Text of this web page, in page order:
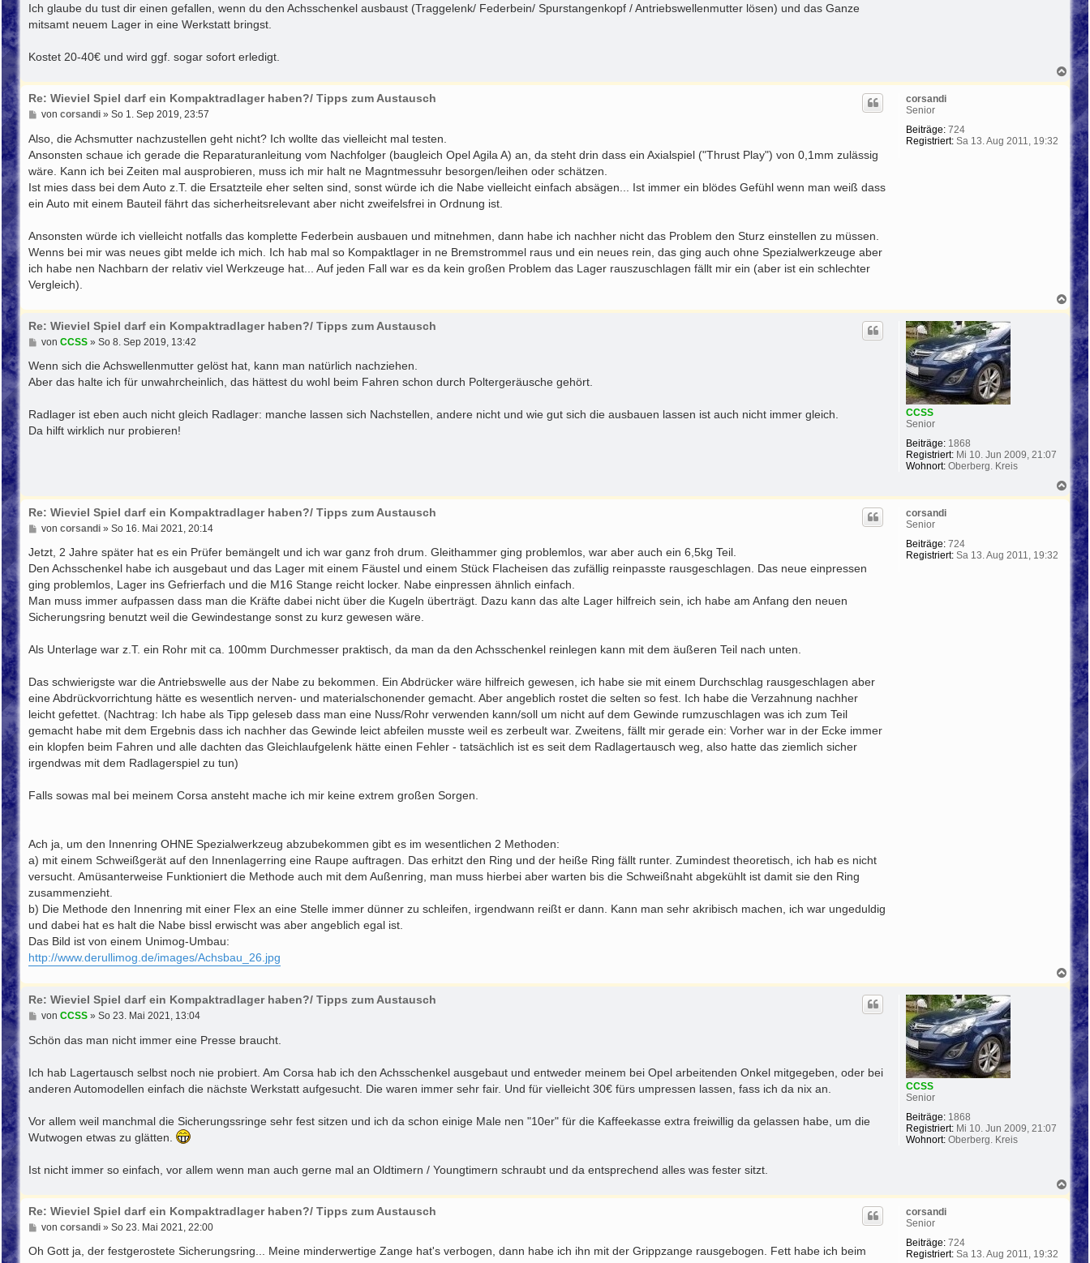
Ich glaube du tust dir einen gefallen, wenn du den Achsschenkel ausbaust (Traggelenk/ Federbein/ Spurstangenkopf / Antriebswellenmutter lösen) und das Ganze
mitsamt neuem Lager in eine Werkstatt bringst.
Kostet 20-40€ und wird ggf. sogar sofort erledigt.
N
c
o
e
n
corsandi
Senior
Beiträge: 724
Registriert: Sa 13. Aug 2011, 19:32
Re: Wieviel Spiel darf ein Kompaktradlager haben?/ Tipps zum Austausch
B
i
r
a
g
von corsandi» So 1. Sep 2019, 23:57
Also, die Achsmutter nachzustellen geht nicht? Ich wollte das vielleicht mal testen.
Ansonsten schaue ich gerade die Reparaturanleitung vom Nachfolger (baugleich Opel Agila A) an, da steht drin dass ein Axialspiel ("Thrust Play") von 0,1mm zulässig
wäre. Kann ich bei Zeiten mal ausprobieren, muss ich mir halt ne Magntmessuhr besorgen/leihen oder schätzen.
Ist mies dass bei dem Auto z.T. die Ersatzteile eher selten sind, sonst würde ich die Nabe vielleicht einfach absägen... Ist immer ein blödes Gefühl wenn man weiß dass
ein Auto mit einem Bauteil fährt das sicherheitsrelevant aber nicht zweifelsfrei in Ordnung ist.
Ansonsten würde ich vielleicht notfalls das komplette Federbein ausbauen und mitnehmen, dann habe ich nachher nicht das Problem den Sturz einstellen zu müssen.
Wenns bei mir was neues gibt melde ich mich. Ich hab mal so Kompaktlager in ne Bremstrommel raus und ein neues rein, das ging auch ohne Spezialwerkzeuge aber
ich habe nen Nachbarn der relativ viel Werkzeuge hat... Auf jeden Fall war es da kein großen Problem das Lager rauszuschlagen fällt mir ein (aber ist ein schlechter
Vergleich).
N
c
h
o
b
e
n
CCSS
Senior
Beiträge: 1868
Registriert: Mi 10. Jun 2009, 21:07
Wohnort: Oberberg. Kreis
Re: Wieviel Spiel darf ein Kompaktradlager haben?/ Tipps zum Austausch
B
i
t
r
von CCSS» So 8. Sep 2019, 13:42
Wenn sich die Achswellenmutter gelöst hat, kann man natürlich nachziehen.
Aber das halte ich für unwahrcheinlich, das hättest du wohl beim Fahren schon durch Poltergeräusche gehört.
Radlager ist eben auch nicht gleich Radlager: manche lassen sich Nachstellen, andere nicht und wie gut sich die ausbauen lassen ist auch nicht immer gleich.
Da hilft wirklich nur probieren!
N
a
e
n
corsandi
Senior
Beiträge: 724
Registriert: Sa 13. Aug 2011, 19:32
Re: Wieviel Spiel darf ein Kompaktradlager haben?/ Tipps zum Austausch
B
i
r
a
von corsandi» So 16. Mai 2021, 20:14
Jetzt, 2 Jahre später hat es ein Prüfer bemängelt und ich war ganz froh drum. Gleithammer ging problemlos, war aber auch ein 6,5kg Teil.
Den Achsschenkel habe ich ausgebaut und das Lager mit einem Fäustel und einem Stück Flacheisen das zufällig reinpasste rausgeschlagen. Das neue einpressen
ging problemlos, Lager ins Gefrierfach und die M16 Stange reicht locker. Nabe einpressen ähnlich einfach.
Man muss immer aufpassen dass man die Kräfte dabei nicht über die Kugeln überträgt. Dazu kann das alte Lager hilfreich sein, ich habe am Anfang den neuen
Sicherungsring benutzt weil die Gewindestange sonst zu kurz gewesen wäre.
Als Unterlage war z.T. ein Rohr mit ca. 100mm Durchmesser praktisch, da man da den Achsschenkel reinlegen kann mit dem äußeren Teil nach unten.
Das schwierigste war die Antriebswelle aus der Nabe zu bekommen. Ein Abdrücker wäre hilfreich gewesen, ich habe sie mit einem Durchschlag rausgeschlagen aber
eine Abdrückvorrichtung hätte es wesentlich nerven- und materialschonender gemacht. Aber angeblich rostet die selten so fest. Ich habe die Verzahnung nachher
leicht gefettet. (Nachtrag: Ich habe als Tipp geleseb dass man eine Nuss/Rohr verwenden kann/soll um nicht auf dem Gewinde rumzuschlagen was ich zum Teil
gemacht habe mit dem Ergebnis dass ich nachher das Gewinde leict abfeilen musste weil es zerbeult war. Zweitens, fällt mir gerade ein: Vorher war in der Ecke immer
ein klopfen beim Fahren und alle dachten das Gleichlaufgelenk hätte einen Fehler - tatsächlich ist es seit dem Radlagertausch weg, also hatte das ziemlich sicher
irgendwas mit dem Radlagerspiel zu tun)
Falls sowas mal bei meinem Corsa ansteht mache ich mir keine extrem großen Sorgen.
Ach ja, um den Innenring OHNE Spezialwerkzeug abzubekommen gibt es im wesentlichen 2 Methoden:
a) mit einem Schweißgerät auf den Innenlagerring eine Raupe auftragen. Das erhitzt den Ring und der heiße Ring fällt runter. Zumindest theoretisch, ich hab es nicht
versucht. Amüsanterweise Funktioniert die Methode auch mit dem Außenring, man muss hierbei aber warten bis die Schweißnaht abgekühlt ist damit sie den Ring
zusammenzieht.
b) Die Methode den Innenring mit einer Flex an eine Stelle immer dünner zu schleifen, irgendwann reißt er dann. Kann man sehr akribisch machen, ich war ungeduldig
und dabei hat es halt die Nabe bissl erwischt was aber angeblich egal ist.
Das Bild ist von einem Unimog-Umbau:
http://www.derullimog.de/images/Achsbau_26.jpg
N
a
c
o
b
e
n
CCSS
Senior
Beiträge: 1868
Registriert: Mi 10. Jun 2009, 21:07
Wohnort: Oberberg. Kreis
Re: Wieviel Spiel darf ein Kompaktradlager haben?/ Tipps zum Austausch
B
i
a
von CCSS» So 23. Mai 2021, 13:04
Schön das man nicht immer eine Presse braucht.
Ich hab Lagertausch selbst noch nie probiert. Am Corsa hab ich den Achsschenkel ausgebaut und entweder meinem bei Opel arbeitenden Onkel mitgegeben, oder bei
anderen Automodellen einfach die nächste Werkstatt aufgesucht. Die waren immer sehr fair. Und für vielleicht 30€ fürs umpressen lassen, fass ich da nix an.
Vor allem weil manchmal die Sicherungssringe sehr fest sitzen und ich da schon einige Male nen "10er" für die Kaffeekasse extra freiwillig da gelassen habe, um die
Wutwogen etwas zu glätten.
Ist nicht immer so einfach, vor allem wenn man auch gerne mal an Oldtimern / Youngtimern schraubt und da entsprechend alles was fester sitzt.
N
a
c
b
e
corsandi
Senior
Beiträge: 724
Registriert: Sa 13. Aug 2011, 19:32
Re: Wieviel Spiel darf ein Kompaktradlager haben?/ Tipps zum Austausch
B
i
von corsandi» So 23. Mai 2021, 22:00
Oh Gott ja, der festgerostete Sicherungsring... Meine minderwertige Zange hat's verbogen, dann habe ich ihn mit der Grippzange rausgebogen. Fett habe ich beim